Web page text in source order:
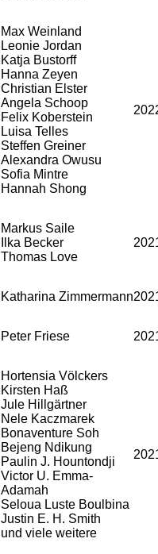
Max Weinland
Leonie Jordan
Katja Bustorff
Hanna Zeyen
Christian Elster
Angela Schoop
Felix Koberstein
Luisa Telles
Steffen Greiner
Alexandra Owusu
Sofia Mintre
Hannah Shong
Markus Saile
Ilka Becker
Thomas Love
Katharina Zimmermann
Peter Friese
Hortensia Völckers
Kirsten Haß
Jule Hillgärtner
Nele Kaczmarek
Bonaventure Soh
Bejeng Ndikung
Paulin J. Hountondji
Victor U. Emma-
Adamah
Seloua Luste Boulbina
Justin E. H. Smith
und viele weitere